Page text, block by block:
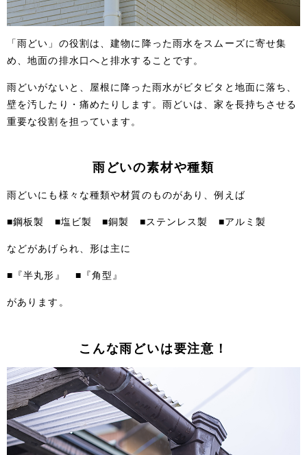
「雨どい」の役割は、建物に降った雨水をスムーズに寄せ集
め、地面の排水口へと排水することです。
雨どいがないと、屋根に降った雨水がビタビタと地面に落ち、
壁を汚したり・痛めたりします。雨どいは、家を長持ちさせる
重要な役割を担っています。
雨どいの素材や種類
雨どいにも様々な種類や材質のものがあり、例えば
■鋼板製 ■塩ビ製 ■銅製 ■ステンレス製 ■アルミ製
などがあげられ、形は主に
■『半丸形』 ■『角型』
があります。
こんな雨どいは要注意！